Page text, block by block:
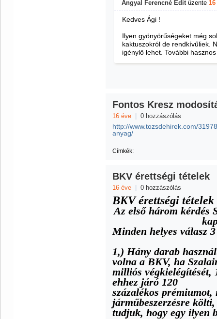
Angyal Ferencné Editüzente 16
Kedves Ági !
Ilyen gyönyörűségeket még
kaktuszokról de rendkívűliek.
igénylő lehet. További
Fontos Kresz
16 éve 0 hozzászólás
http://www.tozsdehirek.com/
anyag/
Címkék:
BKV érettségi tételek
16 éve 0 hozzászólás
BKV érettségi tételek
Az első három kérdés
Minden helyes válasz
1,) Hány darab
volna a BKV, ha
milliós végkielégítését,
ehhez járó 120
százalékos
járműbeszerzésre
tudjuk, hogy egy ilyen